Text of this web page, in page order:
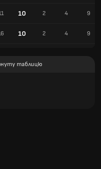
10 2 4 9
10 2 4 9
таблицю